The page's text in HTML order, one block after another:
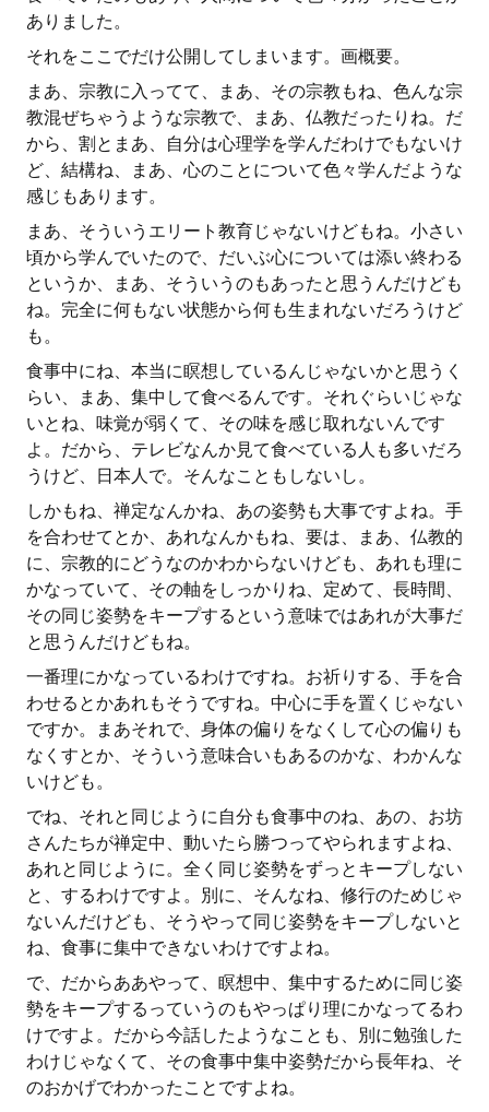
ありました。
それをここでだけ公開してしまいます。画概要。
まあ、宗教に入ってて、まあ、その宗教もね、色んな宗
教混ぜちゃうような宗教で、まあ、仏教だったりね。だ
から、割とまあ、自分は心理学を学んだわけでもないけ
ど、結構ね、まあ、心のことについて色々学んだような
感じもあります。
まあ、そういうエリート教育じゃないけどもね。小さい
頃から学んでいたので、だいぶ心については添い終わる
というか、まあ、そういうのもあったと思うんだけども
ね。完全に何もない状態から何も生まれないだろうけど
も。
食事中にね、本当に瞑想しているんじゃないかと思うく
らい、まあ、集中して食べるんです。それぐらいじゃな
いとね、味覚が弱くて、その味を感じ取れないんです
よ。だから、テレビなんか見て食べている人も多いだろ
うけど、日本人で。そんなこともしないし。
しかもね、禅定なんかね、あの姿勢も大事ですよね。手
を合わせてとか、あれなんかもね、要は、まあ、仏教的
に、宗教的にどうなのかわからないけども、あれも理に
かなっていて、その軸をしっかりね、定めて、長時間、
その同じ姿勢をキープするという意味ではあれが大事だ
と思うんだけどもね。
一番理にかなっているわけですね。お祈りする、手を合
わせるとかあれもそうですね。中心に手を置くじゃない
ですか。まあそれで、身体の偏りをなくして心の偏りも
なくすとか、そういう意味合いもあるのかな、わかんな
いけども。
でね、それと同じように自分も食事中のね、あの、お坊
さんたちが禅定中、動いたら勝つってやられますよね、
あれと同じように。全く同じ姿勢をずっとキープしない
と、するわけですよ。別に、そんなね、修行のためじゃ
ないんだけども、そうやって同じ姿勢をキープしないと
ね、食事に集中できないわけですよね。
で、だからああやって、瞑想中、集中するために同じ姿
勢をキープするっていうのもやっぱり理にかなってるわ
けですよ。だから今話したようなことも、別に勉強した
わけじゃなくて、その食事中集中姿勢だから長年ね、そ
のおかげでわかったことですよね。